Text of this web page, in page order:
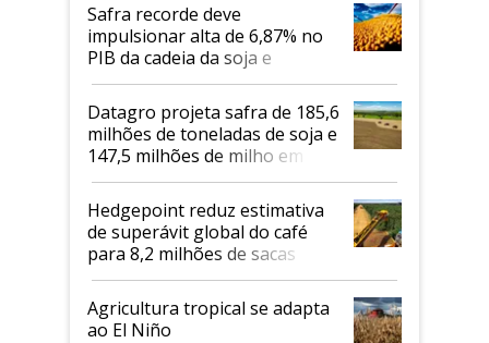
Safra recorde deve
impulsionar alta de 6,87% no
PIB da cadeia da soja e
biodiesel em 2026
Datagro projeta safra de 185,6
milhões de toneladas de soja e
147,5 milhões de milho em
2026/27
Hedgepoint reduz estimativa
de superávit global do café
para 8,2 milhões de sacas
Agricultura tropical se adapta
ao El Niño